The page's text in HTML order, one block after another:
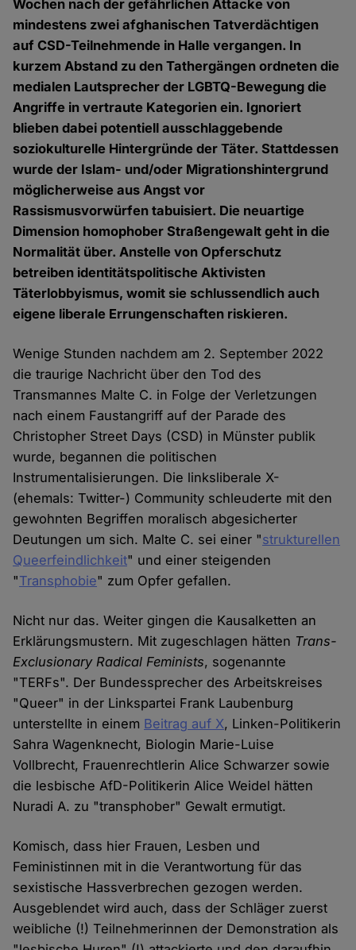
Wochen nach der gefährlichen Attacke von
mindestens zwei afghanischen Tatverdächtigen
auf CSD-Teilnehmende in Halle vergangen. In
kurzem Abstand zu den Tathergängen ordneten die
medialen Lautsprecher der LGBTQ-Bewegung die
Angriffe in vertraute Kategorien ein. Ignoriert
blieben dabei potentiell ausschlaggebende
soziokulturelle Hintergründe der Täter. Stattdessen
wurde der Islam- und/oder Migrationshintergrund
möglicherweise aus Angst vor
Rassismusvorwürfen tabuisiert. Die neuartige
Dimension homophober Straßengewalt geht in die
Normalität über. Anstelle von Opferschutz
betreiben identitätspolitische Aktivisten
Täterlobbyismus, womit sie schlussendlich auch
eigene liberale Errungenschaften riskieren.
Wenige Stunden nachdem am 2. September 2022
die traurige Nachricht über den Tod des
Transmannes Malte C. in Folge der Verletzungen
nach einem Faustangriff auf der Parade des
Christopher Street Days (CSD) in Münster publik
wurde, begannen die politischen
Instrumentalisierungen. Die linksliberale X-
(ehemals: Twitter-) Community schleuderte mit den
gewohnten Begriffen moralisch abgesicherter
Deutungen um sich. Malte C. sei einer "strukturellen
Queerfeindlichkeit" und einer steigenden
"Transphobie" zum Opfer gefallen.
Nicht nur das. Weiter gingen die Kausalketten an
Erklärungsmustern. Mit zugeschlagen hätten Trans-
Exclusionary Radical Feminists, sogenannte
"TERFs". Der Bundessprecher des Arbeitskreises
"Queer" in der Linkspartei Frank Laubenburg
unterstellte in einem Beitrag auf X, Linken-Politikerin
Sahra Wagenknecht, Biologin Marie-Luise
Vollbrecht, Frauenrechtlerin Alice Schwarzer sowie
die lesbische AfD-Politikerin Alice Weidel hätten
Nuradi A. zu "transphober" Gewalt ermutigt.
Komisch, dass hier Frauen, Lesben und
Feministinnen mit in die Verantwortung für das
sexistische Hassverbrechen gezogen werden.
Ausgeblendet wird auch, dass der Schläger zuerst
weibliche (!) Teilnehmerinnen der Demonstration als